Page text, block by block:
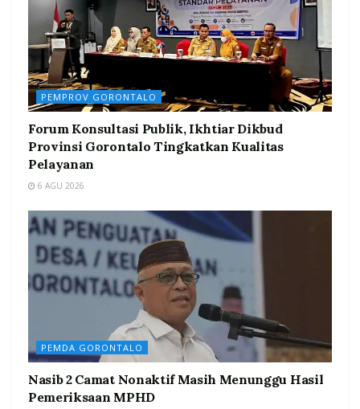
PEMPROV GORONTALO
Forum Konsultasi Publik, Ikhtiar Dikbud
Provinsi Gorontalo Tingkatkan Kualitas
Pelayanan
6 AGU 2026
PEMDA GORONTALO
Nasib 2 Camat Nonaktif Masih Menunggu Hasil
Pemeriksaan MPHD